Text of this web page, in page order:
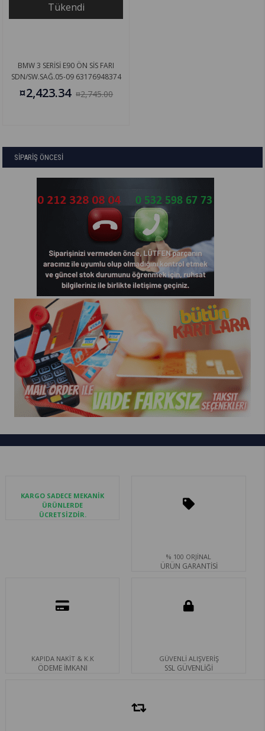
Tükendi
BMW 3 SERİSİ E90 ÖN SİS FARI
SDN/SW.SAĞ.05-09 63176948374
¤2,423.34 ¤2,745.00
SİPARİŞ ÖNCESİ
KARGO SADECE MEKANİK
ÜRÜNLERDE
ÜCRETSİZDİR.
% 100 ORJİNAL
ÜRÜN GARANTİSİ
KAPIDA NAKİT & K.K
ÖDEME İMKANI
GÜVENLİ ALIŞVERİŞ
SSL GÜVENLİĞİ